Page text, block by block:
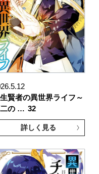
賢者の異世界ライフ～
の … 32
詳しく見る